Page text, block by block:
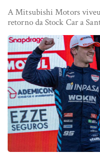
A Mitsubishi Motors
retorno da Stock Car a